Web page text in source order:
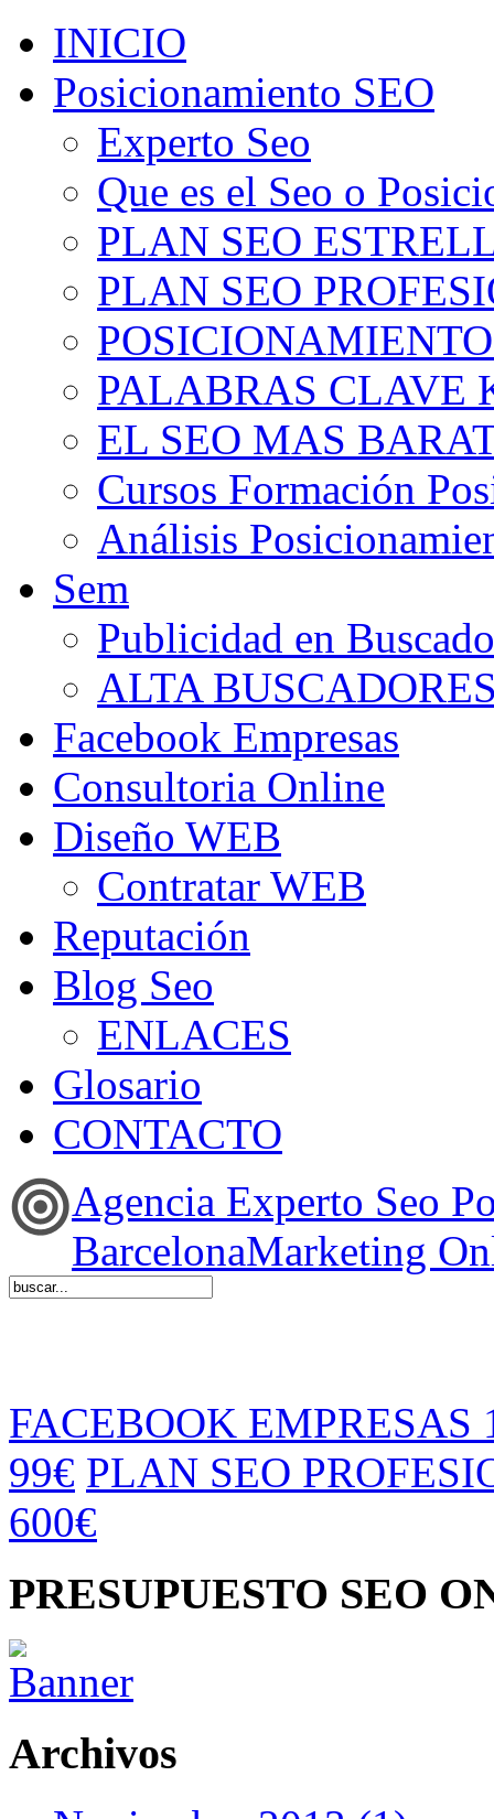
INICIO
Posicionamiento SEO
Experto Seo
Que es el Seo o
PLAN SEO
PLAN SEO
PALABRAS CLAVE
EL SEO MAS
Cursos Formación
Análisis
Sem
Publicidad en
ALTA
Facebook Empresas
Consultoria Online
Diseño WEB
Contratar WEB
Reputación
Blog Seo
ENLACES
Glosario
CONTACTO
Agencia Experto Seo
BarcelonaMarketing
FACEBOOK EMPRESAS
99€ PLAN SEO
600€
PRESUPUESTO SEO
Archivos